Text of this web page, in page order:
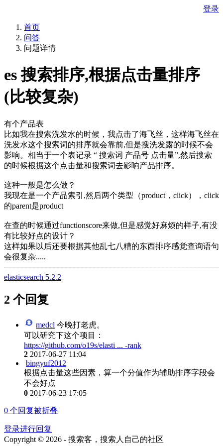
登录
首页
问答
问题详情
es 搜索排序,根据点击量排序
(比较复杂)
有个产品表
比如我在搜索洗发水的时候，我点击了海飞丝，这样海飞丝在
洗发水这个搜索词的排序就会靠前,但是搜洗发露的时候不会
影响。相当于一个表记录 “ 搜索词 产品号 点击量”,然后搜索
的时候根据这个点击量和搜索词去影响产品排序。
这种一般是怎么做？
我现在是一个产品索引,然后两个类型（product，click），click
的parent是product
在查的时候通过functionscore来做,但是感觉好麻烦的样子,有没
有比较好点的设计？
这样如果以后还要根据其他乱七八糟的东西排序感觉查询语句
会很复杂.....
elasticsearch 5.2.2
2 个回复
medcl 今晚打老虎。
可以研究下这个项目：
https://github.com/o19s/elasti ... -rank
2 2017-06-27 11:04
bingyuf2012
根据点击量这些因素，算一个分值作为辅助排序字段会
不会好点
0 2017-06-23 17:05
0 个回复被折叠
登录进行回复
Copyright © 2026 - 搜索客，搜索人自己的社区